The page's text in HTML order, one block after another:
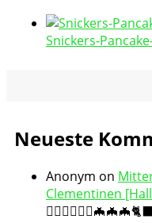
Snickers-
Neueste
Anonym on
Clementinen